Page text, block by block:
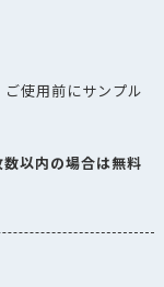
使用前にサンプル
以内の場合は無料